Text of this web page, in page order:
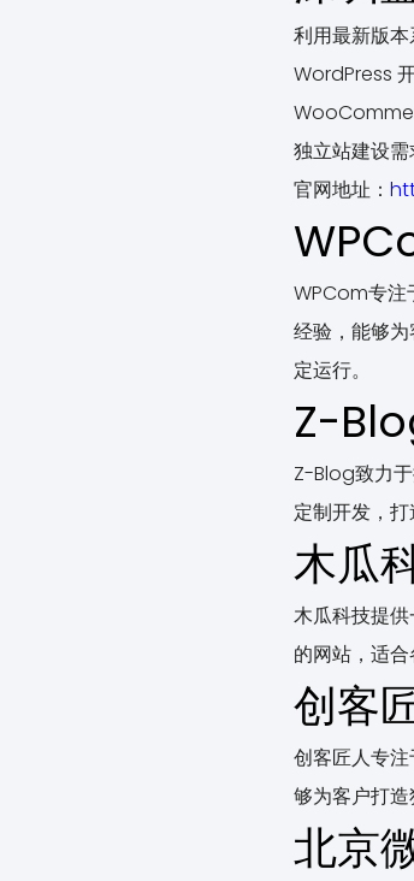
利用最新版
WordPress
独立站建设需
官网地址：
WPCom专注
经验，能够
定运行。
Z-
Z-Blog致力
定制开发，
木瓜
木瓜科技提
的网站，适
创客
创客匠人专
够为客户打
北京